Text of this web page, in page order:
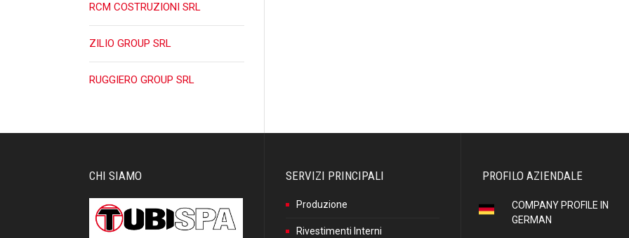
RCM COSTRUZIONI SRL
ZILIO GROUP SRL
RUGGIERO GROUP SRL
CHI SIAMO SERVIZI PRINCIPALI
Produzione
Rivestimenti Interni
PROFILO AZIENDALE
COMPANY PROFILE IN
GERMAN